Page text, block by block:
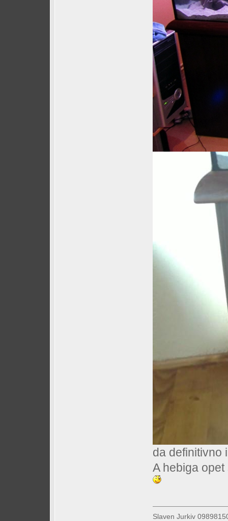
da definitivno
A hebiga
Slaven Jurkiv